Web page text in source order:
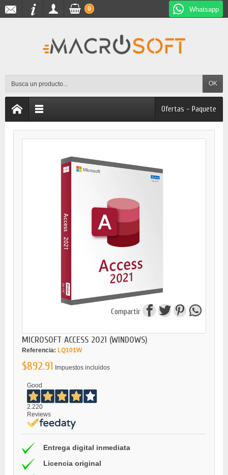
Whatsapp
OK
0
Ofertas - Paquete
Compartir
MICROSOFT ACCESS 2021 (WINDOWS)
Referencia: LQ101W
$892.91 Impuestos incluidos
Good
2.220
Reviews
Entrega digital inmediata
Licencia original